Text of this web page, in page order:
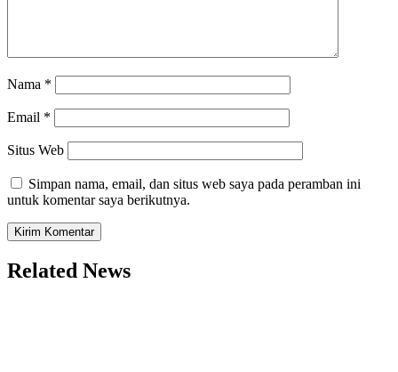
Nama *
Email *
Situs Web
Simpan nama, email, dan situs web saya pada peramban ini
untuk komentar saya berikutnya.
Related News